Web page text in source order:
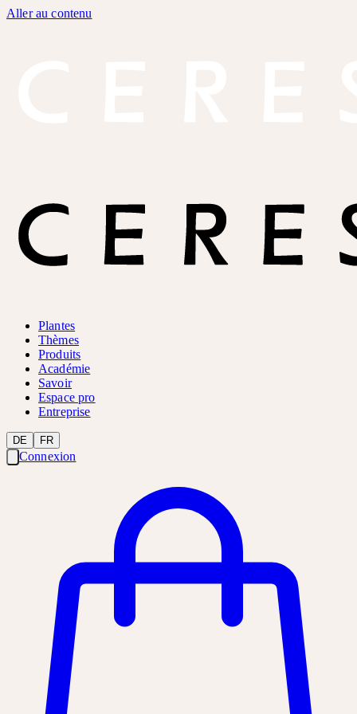
Aller au contenu
Plantes
Thèmes
Produits
Académie
Savoir
Espace pro
Entreprise
DE FR
Connexion